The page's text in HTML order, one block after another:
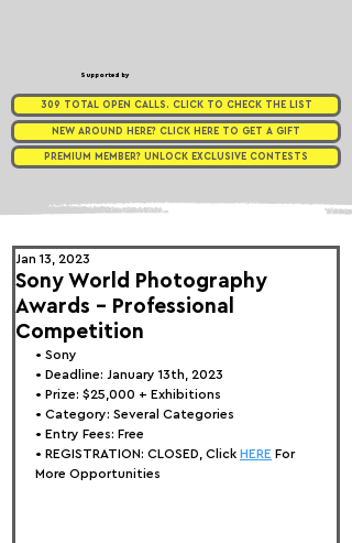
Supported by
309 TOTAL OPEN CALLS. CLICK TO CHECK THE LIST
NEW AROUND HERE? CLICK HERE TO GET A GIFT
PREMIUM MEMBER? UNLOCK EXCLUSIVE CONTESTS
Sony World Photography
Awards - Professional
Competition
Jan 13, 2023
• Sony
• Deadline: January 13th, 2023
• Prize: $25,000 + Exhibitions
• Category: Several Categories
• Entry Fees: Free
• REGISTRATION: CLOSED, Click HERE For
More Opportunities